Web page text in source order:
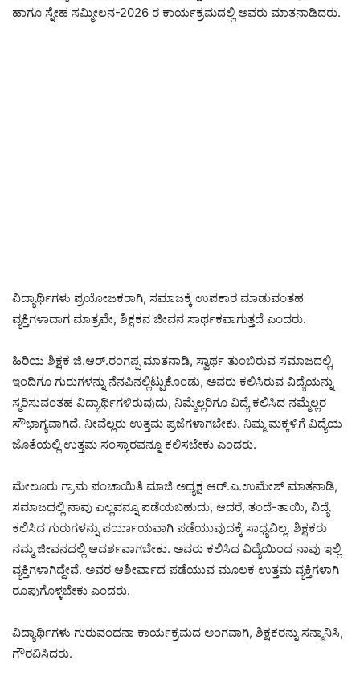
ಹಾಗೂ ಸ್ನೇಹ ಸಮ್ಮೀಲನ-2026 ರ ಕಾರ್ಯಕ್ರಮದಲ್ಲಿ ಅವರು ಮಾತನಾಡಿದರು.
ವಿದ್ಯಾರ್ಥಿಗಳು ಪ್ರಯೋಜಕರಾಗಿ, ಸಮಾಜಕ್ಕೆ ಉಪಕಾರ ಮಾಡುವಂತಹ
ವ್ಯಕ್ತಿಗಳಾದಾಗ ಮಾತ್ರವೇ, ಶಿಕ್ಷಕನ ಜೀವನ ಸಾರ್ಥಕವಾಗುತ್ತದೆ ಎಂದರು.
ಹಿರಿಯ ಶಿಕ್ಷಕ ಜಿ.ಆರ್.ರಂಗಪ್ಪ ಮಾತನಾಡಿ, ಸ್ವಾರ್ಥ ತುಂಬಿರುವ ಸಮಾಜದಲ್ಲಿ,
ಇಂದಿಗೂ ಗುರುಗಳನ್ನು ನೆನಪಿನಲ್ಲಿಟ್ಟುಕೊಂಡು, ಅವರು ಕಲಿಸಿರುವ ವಿದ್ಯೆಯನ್ನು
ಸ್ಮರಿಸುವಂತಹ ವಿದ್ಯಾರ್ಥಿಗಳಿರುವುದು, ನಿಮ್ಮೆಲ್ಲರಿಗೂ ವಿದ್ಯೆ ಕಲಿಸಿದ ನಮ್ಮೆಲ್ಲರ
ಸೌಭಾಗ್ಯವಾಗಿದೆ. ನೀವೆಲ್ಲರು ಉತ್ತಮ ಪ್ರಜೆಗಳಾಗಬೇಕು. ನಿಮ್ಮ ಮಕ್ಕಳಿಗೆ ವಿದ್ಯೆಯ
ಜೊತೆಯಲ್ಲಿ ಉತ್ತಮ ಸಂಸ್ಕಾರವನ್ನೂ ಕಲಿಸಬೇಕು ಎಂದರು.
ಮೇಲೂರು ಗ್ರಾಮ ಪಂಚಾಯಿತಿ ಮಾಜಿ ಅಧ್ಯಕ್ಷ ಆರ್.ಎ.ಉಮೇಶ್ ಮಾತನಾಡಿ,
ಸಮಾಜದಲ್ಲಿ ನಾವು ಎಲ್ಲವನ್ನೂ ಪಡೆಯಬಹುದು, ಆದರೆ, ತಂದೆ-ತಾಯಿ, ವಿದ್ಯೆ
ಕಲಿಸಿದ ಗುರುಗಳನ್ನು ಪರ್ಯಾಯವಾಗಿ ಪಡೆಯುವುದಕ್ಕೆ ಸಾಧ್ಯವಿಲ್ಲ. ಶಿಕ್ಷಕರು
ನಮ್ಮ ಜೀವನದಲ್ಲಿ ಆದರ್ಶವಾಗಬೇಕು. ಅವರು ಕಲಿಸಿದ ವಿದ್ಯೆಯಿಂದ ನಾವು ಇಲ್ಲಿ
ವ್ಯಕ್ತಿಗಳಾಗಿದ್ದೇವೆ. ಅವರ ಆಶೀರ್ವಾದ ಪಡೆಯುವ ಮೂಲಕ ಉತ್ತಮ ವ್ಯಕ್ತಿಗಳಾಗಿ
ರೂಪುಗೊಳ್ಳಬೇಕು ಎಂದರು.
ವಿದ್ಯಾರ್ಥಿಗಳು ಗುರುವಂದನಾ ಕಾರ್ಯಕ್ರಮದ ಅಂಗವಾಗಿ, ಶಿಕ್ಷಕರನ್ನು ಸನ್ಮಾನಿಸಿ,
ಗೌರವಿಸಿದರು.